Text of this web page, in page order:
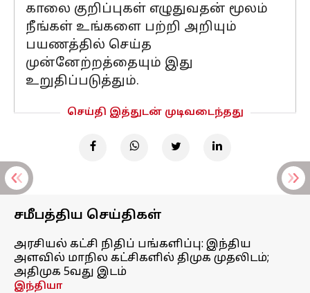
காலை குறிப்புகள் எழுதுவதன் மூலம்
நீங்கள் உங்களை பற்றி அறியும்
பயணத்தில் செய்த
முன்னேற்றத்தையும் இது
உறுதிப்படுத்தும்.
செய்தி இத்துடன் முடிவடைந்தது
சமீபத்திய செய்திகள்
அரசியல் கட்சி நிதிப் பங்களிப்பு: இந்திய
அளவில் மாநில கட்சிகளில் திமுக முதலிடம்;
அதிமுக 5வது இடம்
இந்தியா